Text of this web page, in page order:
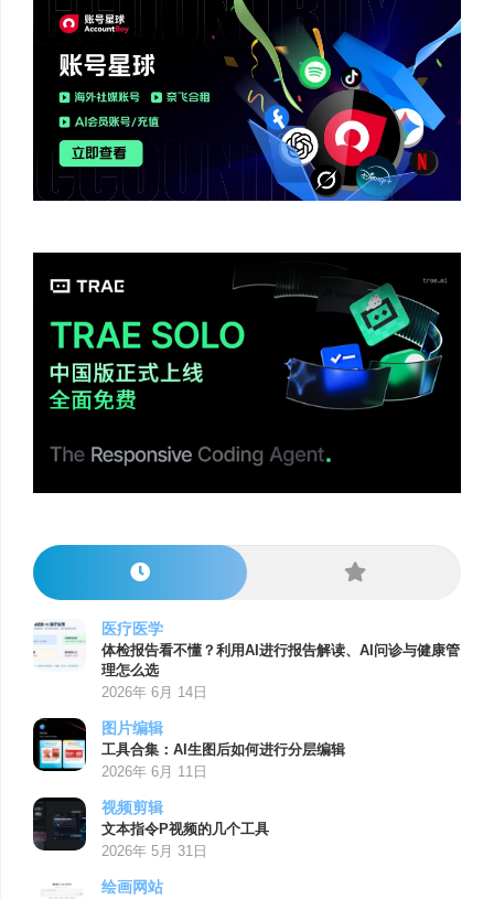
医疗医学
体检报告看不懂？利用AI进行报告解读、AI问诊与健康管
理怎么选
2026年 6月 14日
图片编辑
工具合集：AI生图后如何进行分层编辑
2026年 6月 11日
视频剪辑
文本指令P视频的几个工具
2026年 5月 31日
绘画网站